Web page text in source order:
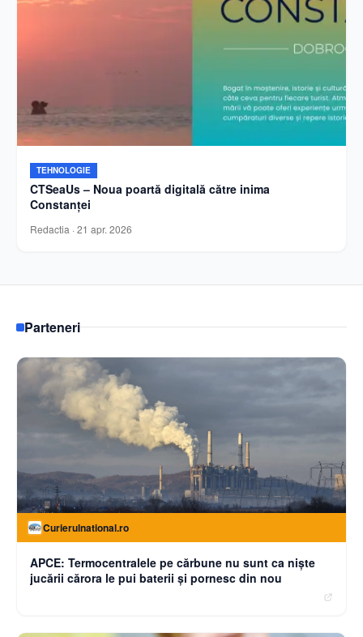
TEHNOLOGIE
CTSeaUs – Noua poartă digitală către inima
Constanței
Redactia · 21 apr. 2026
Parteneri
Curierulnational.ro
APCE: Termocentralele pe cărbune nu sunt ca niște
jucării cărora le pui baterii și pornesc din nou